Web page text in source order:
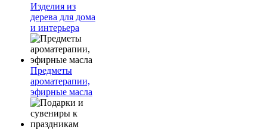
Изделия из
дерева для дома
и интерьера
Предметы
ароматерапии,
эфирные масла